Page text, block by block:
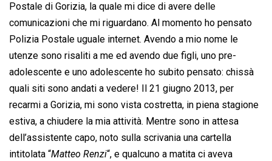
o
k
p
p
I
n
s
n
k
Postale di Gorizia, la quale mi dice di avere delle
comunicazioni che mi riguardano. Al momento ho pensato
Polizia Postale uguale internet. Avendo a mio nome le
utenze sono risaliti a me ed avendo due figli, uno pre-
adolescente e uno adolescente ho subito pensato: chissà
quali siti sono andati a vedere! Il 21 giugno 2013, per
recarmi a Gorizia, mi sono vista costretta, in piena stagione
estiva, a chiudere la mia attività. Mentre sono in attesa
dell’assistente capo, noto sulla scrivania una cartella
intitolata “Matteo Renzi“, e qualcuno a matita ci aveva